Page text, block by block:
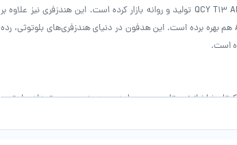
وای بار دیگر از این محبوبیت استفاده کرده و هندزفری دیگری با نام QCY T13 ANC تولید و روانه بازار کرده است. این هندزفری نیز علاوه بر
مشخصات خوب نسخه پیشین خود، از اکتیو نویز کنسلینگ یا حالت ANC هم بهره برده است. این هدفون در دنیای هندزفری‌های بلوتوثی، رده
است.
شارژ از نوع تایپ سی مواجه هستیم؛ همچنین تعدادی ایرتیپ